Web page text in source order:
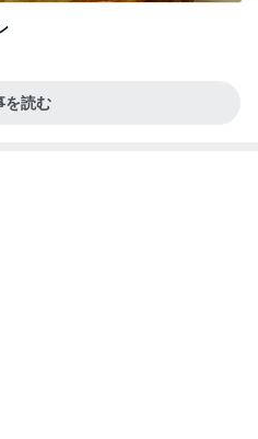
を読む